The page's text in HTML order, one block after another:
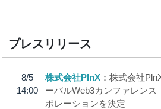
プレスリリース
8/5
14:00
株式会社PlnX
株式会社
ーバルWeb3カンファレンス
ボレーションを決定